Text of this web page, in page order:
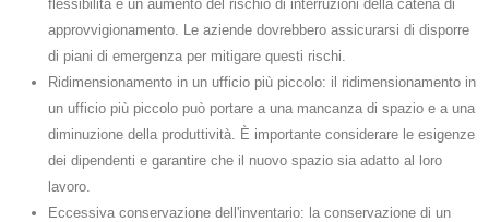
flessibilità e un aumento del rischio di interruzioni della catena di
approvvigionamento. Le aziende dovrebbero assicurarsi di disporre
di piani di emergenza per mitigare questi rischi.
Ridimensionamento in un ufficio più piccolo: il ridimensionamento in
un ufficio più piccolo può portare a una mancanza di spazio e a una
diminuzione della produttività. È importante considerare le esigenze
dei dipendenti e garantire che il nuovo spazio sia adatto al loro
lavoro.
Eccessiva conservazione dell'inventario: la conservazione di un